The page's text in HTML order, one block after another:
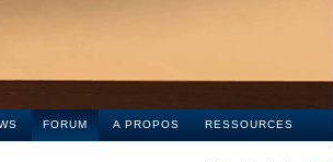
FORUM A PROPOS RESSOURCES